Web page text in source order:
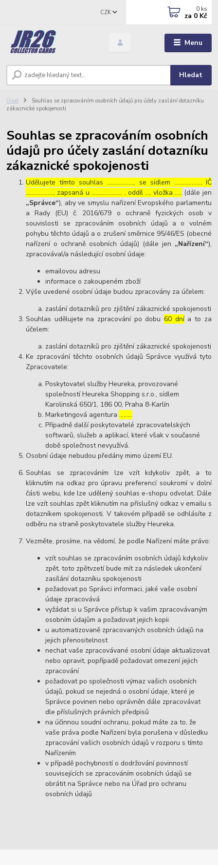
Menu
CZK
Hledat
0 ks
za 0 Kč
Úvod
Souhlas se zpracováním osobních údajů pro účely zaslání dotazníku
zákaznické spokojenosti
Souhlas se zpracováním osobních
údajů pro účely zaslání dotazníku
zákaznické spokojenosti
Udělujete tímto souhlas ……………..., se sídlem ………………, IČ
………………., zapsaná u ………………… , oddíl …, vložka ….. (dále jen
„Správce“), aby ve smyslu nařízení Evropského parlamentu
a Rady (EU) č. 2016/679 o ochraně fyzických osob v
souvislosti se zpracováním osobních údajů a o volném
pohybu těchto údajů a o zrušení směrnice 95/46/ES (obecné
nařízení o ochraně osobních údajů) (dále jen „Nařízení“),
zpracovával/a následující osobní údaje:
emailovou adresu
informace o zakoupeném zboží
Výše uvedené osobní údaje budou zpracovány za účelem:
zaslání dotazníků pro zjištění zákaznické spokojenosti
Souhlas udělujete na zpracování po dobu60 dnía to za
účelem:
zaslání dotazníků pro zjištění zákaznické spokojenosti
Ke zpracování těchto osobních údajů Správce využívá tyto
Zpracovatele:
Poskytovatel služby Heureka, provozované
společností Heureka Shopping s.r.o., sídlem
Karolinská 650/1, 186 00, Praha 8-Karlín
Marketingová agentura………
Případně další poskytovatelé zpracovatelských
softwarů, služeb a aplikací, které však v současné
době společnost nevyužívá.
Osobní údaje nebudou předány mimo území EU.
Souhlas se zpracováním lze vzít kdykoliv zpět, a to
kliknutím na odkaz pro úpravu preferencí soukromí v dolní
části webu, kde lze udělený souhlas e-shopu odvolat. Dále
lze vzít souhlas zpět kliknutím na příslušný odkaz v emailu s
dotazníkem spokojenosti. V takovém případě se odhlásíte z
odběru na straně poskytovatele služby Heureka.
Vezměte, prosíme, na vědomí, že podle Nařízení máte právo:
vzít souhlas se zpracováním osobních údajů kdykoliv
zpět, toto zpětvzetí bude mít za následek ukončení
zasílání dotazníku spokojenosti
požadovat po Správci informaci, jaké vaše osobní
údaje zpracovává
vyžádat si u Správce přístup k vašim zpracovávaným
osobním údajům a požadovat jejich kopii
u automatizovaně zpracovaných osobních údajů na
jejich přenositelnost
nechat vaše zpracovávané osobní údaje aktualizovat
nebo opravit, popřípadě požadovat omezení jejich
zpracování
požadovat po společnosti výmaz vašich osobních
údajů, pokud se nejedná o osobní údaje, které je
Správce povinen nebo oprávněn dále zpracovávat
dle příslušných právních předpisů
na účinnou soudní ochranu, pokud máte za to, že
vaše práva podle Nařízení byla porušena v důsledku
zpracování vašich osobních údajů v rozporu s tímto
Nařízením
v případě pochybností o dodržování povinností
souvisejících se zpracováním osobních údajů se
obrátit na Správce nebo na Úřad pro ochranu
osobních údajů